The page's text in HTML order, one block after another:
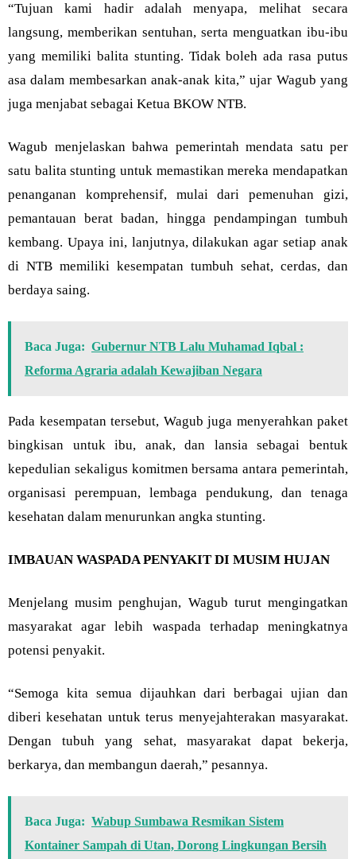
“Tujuan kami hadir adalah menyapa, melihat secara
langsung, memberikan sentuhan, serta menguatkan ibu-ibu
yang memiliki balita stunting. Tidak boleh ada rasa putus
asa dalam membesarkan anak-anak kita,” ujar Wagub yang
juga menjabat sebagai Ketua BKOW NTB.
Wagub menjelaskan bahwa pemerintah mendata satu per
satu balita stunting untuk memastikan mereka mendapatkan
penanganan komprehensif, mulai dari pemenuhan gizi,
pemantauan berat badan, hingga pendampingan tumbuh
kembang. Upaya ini, lanjutnya, dilakukan agar setiap anak
di NTB memiliki kesempatan tumbuh sehat, cerdas, dan
berdaya saing.
Baca Juga: Gubernur NTB Lalu Muhamad Iqbal :
Reforma Agraria adalah Kewajiban Negara
Pada kesempatan tersebut, Wagub juga menyerahkan paket
bingkisan untuk ibu, anak, dan lansia sebagai bentuk
kepedulian sekaligus komitmen bersama antara pemerintah,
organisasi perempuan, lembaga pendukung, dan tenaga
kesehatan dalam menurunkan angka stunting.
IMBAUAN WASPADA PENYAKIT DI MUSIM HUJAN
Menjelang musim penghujan, Wagub turut mengingatkan
masyarakat agar lebih waspada terhadap meningkatnya
potensi penyakit.
“Semoga kita semua dijauhkan dari berbagai ujian dan
diberi kesehatan untuk terus menyejahterakan masyarakat.
Dengan tubuh yang sehat, masyarakat dapat bekerja,
berkarya, dan membangun daerah,” pesannya.
Baca Juga: Wabup Sumbawa Resmikan Sistem
Kontainer Sampah di Utan, Dorong Lingkungan Bersih